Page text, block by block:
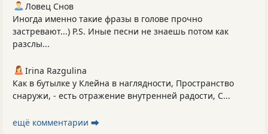
Ловец Снов
Иногда именно такие фразы в голове прочно
застревают...) P.S. Иные песни не знаешь потом как
разслы...
Irina Razgulina
Как в бутылке у Клейна в наглядности, Пространство
снаружи, - есть отражение внутренней радости, С...
ещё комментарии ⮕